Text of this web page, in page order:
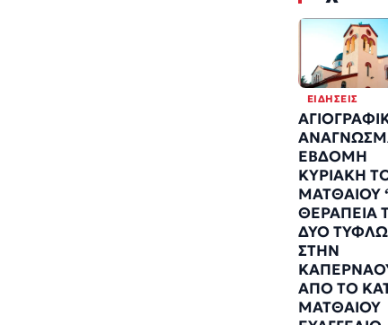
ΕΙΔΉΣΕΙΣ
ΕΒΔΟΜΗ
ΚΥΡΙΑΚΗ
ΜΑΤΘΑΙΟΥ
ΘΕΡΑΠΕΙΑ
ΔΥΟ
ΣΤΗΝ
ΑΠΟ ΤΟ
ΜΑΤΘΑΙΟΥ